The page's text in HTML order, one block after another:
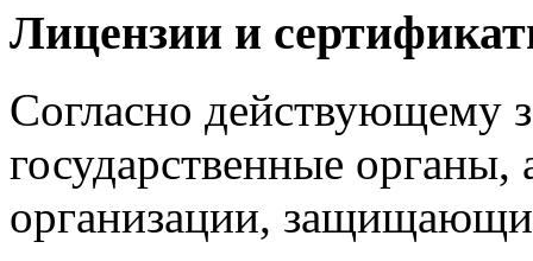
Лицензии и
Согласно действующему
государственные
организации,